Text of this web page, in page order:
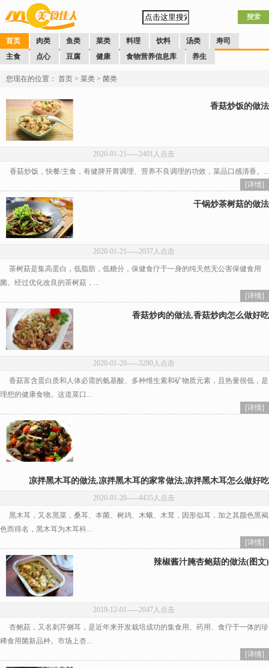
首页 肉类 鱼类 菜类 料理 饮料 汤类
寿司
主食
点心 豆腐 健康 食物营养信息库 养生
您现在的位置： 首页 > 菜类 > 菌类
香菇炒饭的做法
2020-01-21-----2401人点击
香菇炒饭，快餐/主食，有健脾开胃调理、营养不良调理的功效，菜品口感清香。...
[详情]
干锅炒茶树菇的做法
2020-01-21-----2037人点击
茶树菇是集高蛋白，低脂肪，低糖分，保健食疗于一身的纯天然无公害保健食用
菌。经过优化改良的茶树菇，...
[详情]
香菇炒肉的做法,香菇炒肉怎么做好吃
2020-01-20-----3280人点击
香菇富含蛋白质和人体必需的氨基酸、多种维生素和矿物质元素，且热量很低，是
理想的健康食物。这道菜口...
[详情]
凉拌黑木耳的做法,凉拌黑木耳的家常做法,凉拌黑木耳怎么做好吃
2020-01-20-----4435人点击
黑木耳，又名黑菜，桑耳、本菌、树鸡、木蛾、木茸，因形似耳，加之其颜色黑褐
色而得名，黑木耳为木耳科...
[详情]
辣椒酱汁腌杏鲍菇的做法(图文)
2019-12-01-----2047人点击
杏鲍菇，又名刺芹侧耳，是近年来开发栽培成功的集食用、药用、食疗于一体的珍
稀食用菌新品种。市场上杏...
[详情]